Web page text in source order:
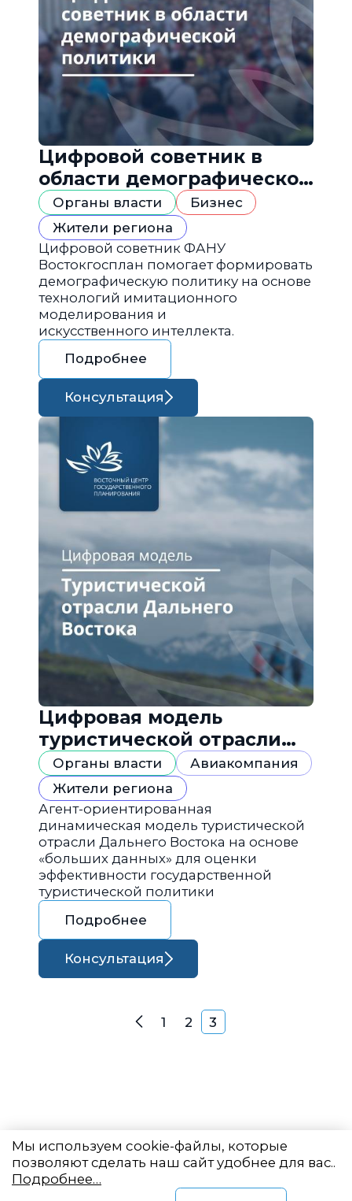
Цифровой советник в
области демографической
политики
Органы власти
Бизнес
Жители региона
Цифровой советник ФАНУ
Востокгосплан помогает формировать
демографическую политику на основе
технологий имитационного
моделирования и
искусственного интеллекта.
Подробнее
Консультация
Цифровая модель
туристической отрасли
Дальнего Востока
Органы власти
Авиакомпания
Жители региона
Агент-ориентированная
динамическая модель туристической
отрасли Дальнего Востока на основе
«больших данных» для оценки
эффективности государственной
туристической политики
Подробнее
Консультация
Навигация по
Назад
1 2 3
Мы используем cookie-файлы, которые
позволяют сделать наш сайт удобнее для вас..
Подробнее…